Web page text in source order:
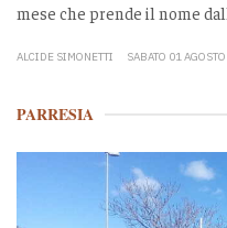
mese che prende il nome
ALCIDE SIMONETTI SABATO 01
PARRESIA